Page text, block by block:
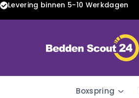
Levering binnen 5-10 Werkdagen
Boxspring